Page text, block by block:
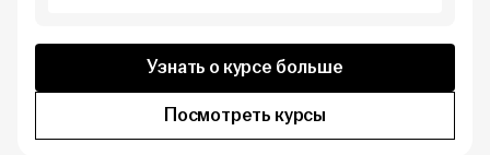
Узнать о курсе больше
Посмотреть курсы